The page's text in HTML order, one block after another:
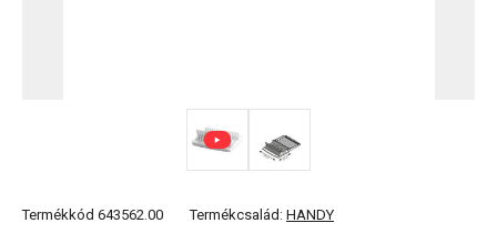
Termékkód 643562.00 Termékcsalád: HANDY